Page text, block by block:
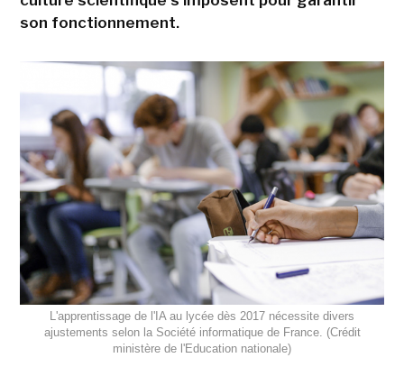
son fonctionnement.
L'apprentissage de l'IA au lycée dès 2017 nécessite divers
ajustements selon la Société informatique de France. (Crédit
ministère de l'Education nationale)